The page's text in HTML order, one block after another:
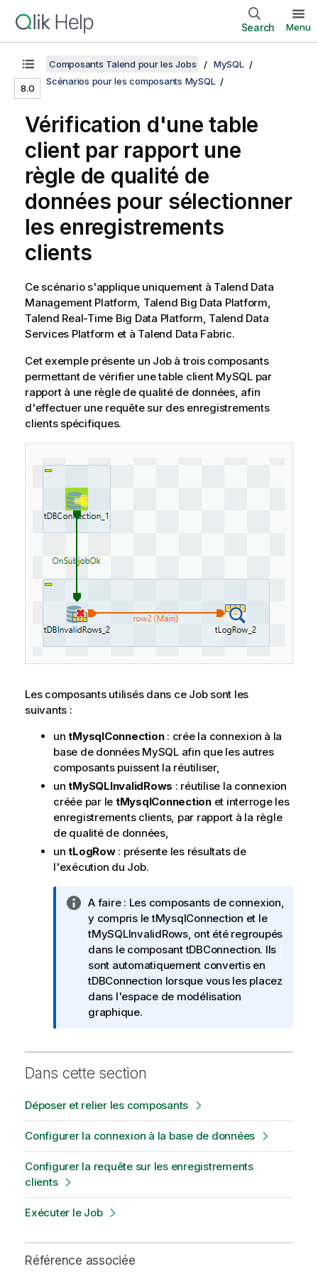
Search Menu
8.0
Composants Talend pour les Jobs
MySQL
Scénarios pour les composants MySQL
Vérification d'une table
client par rapport une
règle de qualité de
données pour sélectionner
les enregistrements
clients
Ce scénario s'applique uniquement à Talend Data
Management Platform, Talend Big Data Platform,
Talend Real-Time Big Data Platform, Talend Data
Services Platform et à Talend Data Fabric.
Cet exemple présente un Job à trois composants
permettant de vérifier une table client MySQL par
rapport à une règle de qualité de données, afin
d'effectuer une requête sur des enregistrements
clients spécifiques.
Les composants utilisés dans ce Job sont les
suivants :
untMysqlConnection: crée la connexion à la
base de données MySQL afin que les autres
composants puissent la réutiliser,
untMySQLInvalidRows : réutilise la connexion
créée par le tMysqlConnectionet interroge les
enregistrements clients, par rapport à la règle
de qualité de données,
untLogRow: présente les résultats de
l'exécution du Job.
N
o
t
e
I
n
f
o
t
o
n
s
A faire : Les composants de connexion,
y compris le tMysqlConnection et le
tMySQLInvalidRows, ont été regroupés
dans le composanttDBConnection. Ils
sont automatiquement convertis en
tDBConnection lorsque vous les placez
dans l'espace de modélisation
graphique.
Dans cette section
Déposer et relier les composants
Configurer la connexion à la base de données
Configurer la requête sur les enregistrements
clients
Exécuter le Job
Référence associée